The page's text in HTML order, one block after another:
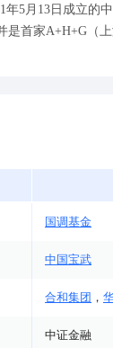
5月13日成立的
首家A+H+G（
国调基金
中国宝武
合和集团 ，
中证金融